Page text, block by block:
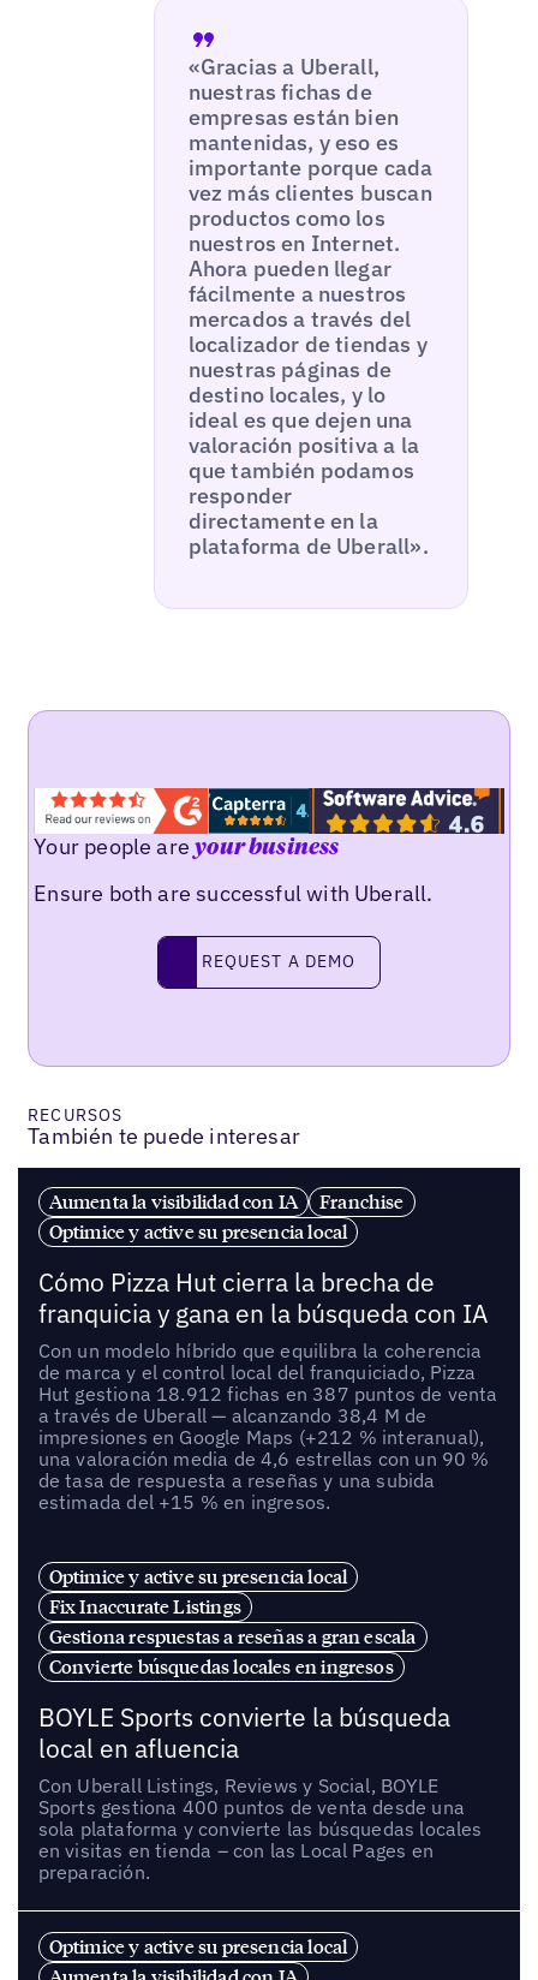
«Gracias a Uberall,
nuestras fichas de
empresas están bien
mantenidas, y eso es
importante porque cada
vez más clientes buscan
productos como los
nuestros en Internet.
Ahora pueden llegar
fácilmente a nuestros
mercados a través del
localizador de tiendas y
nuestras páginas de
destino locales, y lo
ideal es que dejen una
valoración positiva a la
que también podamos
responder
directamente en la
plataforma de Uberall».
Your people areyour business
Ensure both are successful with Uberall.
request a demo
REQUEST A DEMO
RECURSOS
También te puede interesar
Aumenta la visibilidad con IA
Franchise
Optimice y active su presencia local
Cómo Pizza Hut cierra la brecha de
franquicia y gana en la búsqueda con IA
Con un modelo híbrido que equilibra la coherencia
de marca y el control local del franquiciado, Pizza
Hut gestiona 18.912 fichas en 387 puntos de venta
a través de Uberall — alcanzando 38,4 M de
impresiones en Google Maps (+212 % interanual),
una valoración media de 4,6 estrellas con un 90 %
de tasa de respuesta a reseñas y una subida
estimada del +15 % en ingresos.
Optimice y active su presencia local
Fix Inaccurate Listings
Gestiona respuestas a reseñas a gran escala
Convierte búsquedas locales en ingresos
BOYLE Sports convierte la búsqueda
local en afluencia
Con Uberall Listings, Reviews y Social, BOYLE
Sports gestiona 400 puntos de venta desde una
sola plataforma y convierte las búsquedas locales
en visitas en tienda – con las Local Pages en
preparación.
Optimice y active su presencia local